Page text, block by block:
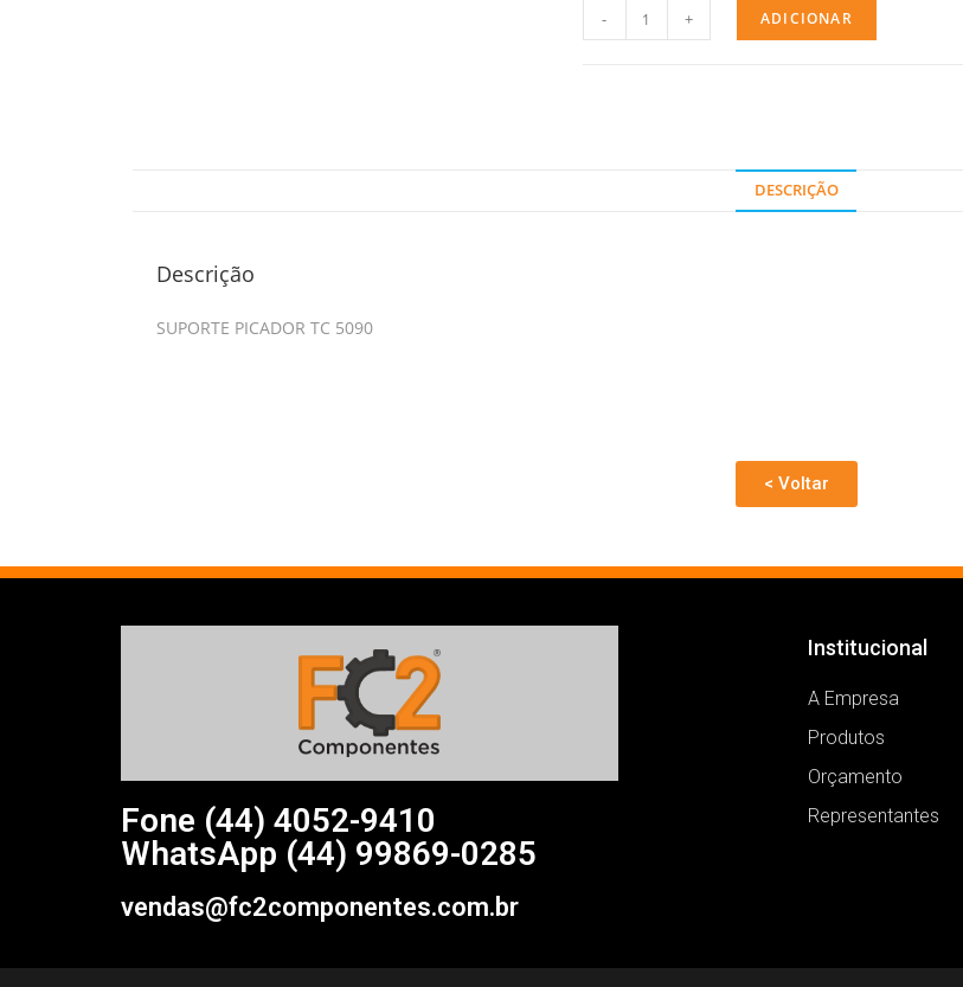
- + ADICIONAR
DESCRIÇÃO
Descrição
SUPORTE PICADOR TC 5090
< Voltar
Fone (44) 4052-9410
WhatsApp (44) 99869-0285
vendas@fc2componentes.com.br
Institucional
A Empresa
Produtos
Orçamento
Representantes